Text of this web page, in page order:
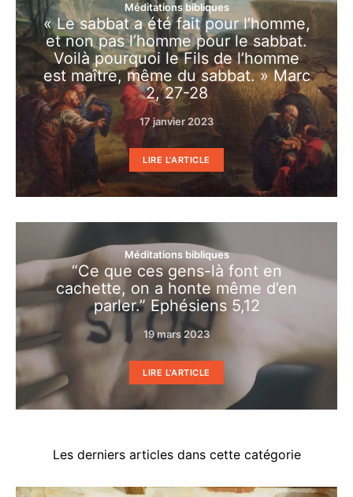
Méditations bibliques
« Le sabbat a été fait pour l’homme,
et non pas l’homme pour le sabbat.
Voilà pourquoi le Fils de l’homme
est maître, même du sabbat. » Marc
2, 27-28
17 janvier 2023
LIRE L'ARTICLE
Méditations bibliques
“Ce que ces gens-là font en
cachette, on a honte même d’en
parler.” Ephésiens 5,12
19 mars 2023
LIRE L'ARTICLE
Les derniers articles dans cette catégorie